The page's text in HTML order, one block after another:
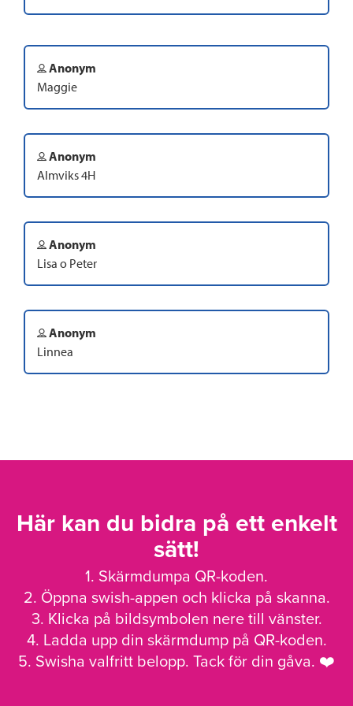
Anonym
Maggie
Anonym
Almviks 4H
Anonym
Lisa o Peter
Anonym
Linnea
Här kan du bidra på ett enkelt
sätt!
1. Skärmdumpa QR-koden.
2. Öppna swish-appen och klicka på skanna.
3. Klicka på bildsymbolen nere till vänster.
4. Ladda upp din skärmdump på QR-koden.
5. Swisha valfritt belopp. Tack för din gåva. ❤️